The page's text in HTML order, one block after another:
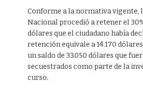
Conforme a la normativa vigente,
Nacional procedió a retener el
dólares que el ciudadano había
retención equivale a 14.170
un saldo de 33.050 dólares que
secuestrados como parte de la
curso.